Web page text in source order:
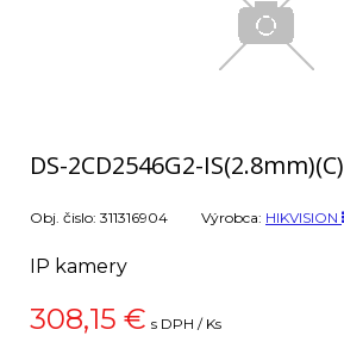
DS-2CD2546G2-IS(2.8mm)(C)
Obj. čislo: 311316904 Výrobca: HIKVISION
IP kamery
308,15 € s DPH / Ks